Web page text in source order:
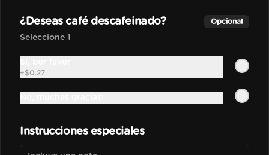
nuestra base madre hecha con
espressos, leche y salsa de
espressos, leche y esencia de vainilla
¿Deseas café descafeinado? Opcional
Seleccione 1
+$0.27
Instrucciones especiales